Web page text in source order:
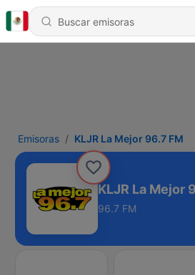
Emisoras KLJR La Mejor 96.7 FM
KLJR La Mejor
96.7 FM